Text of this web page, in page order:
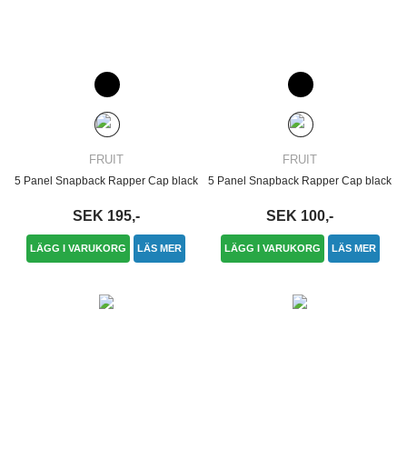
FRUIT
5 Panel Snapback Rapper Cap black
SEK 195,-
LÄGG I VARUKORG LÄS MER
FRUIT
5 Panel Snapback Rapper Cap black
SEK 100,-
LÄGG I VARUKORG LÄS MER